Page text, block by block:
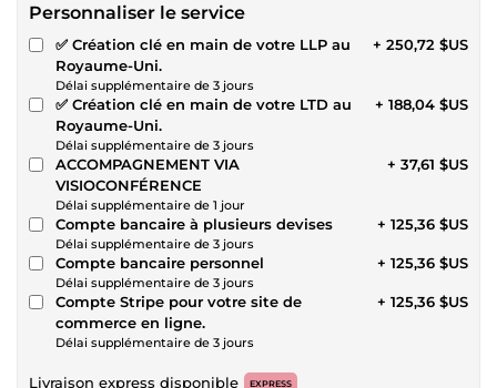
Personnaliser le service
✅ Création clé en main de votre LLP au
Royaume-Uni.
Délai supplémentaire de 3 jours
+ 250,72 $US
✅ Création clé en main de votre LTD au
Royaume-Uni.
Délai supplémentaire de 3 jours
+ 188,04 $US
ACCOMPAGNEMENT VIA
VISIOCONFÉRENCE
Délai supplémentaire de 1 jour
+ 37,61 $US
Compte bancaire à plusieurs devises
Délai supplémentaire de 3 jours
+ 125,36 $US
Compte bancaire personnel
Délai supplémentaire de 3 jours
+ 125,36 $US
Compte Stripe pour votre site de
commerce en ligne.
Délai supplémentaire de 3 jours
+ 125,36 $US
Livraison express disponible EXPRESS